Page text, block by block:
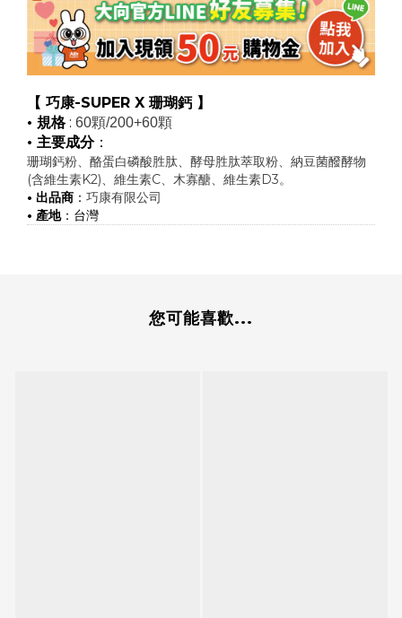
【 巧康-SUPER X 珊瑚鈣 】
• 規格: 60顆/200+60顆
• 主要成分：
珊瑚鈣粉、酪蛋白磷酸胜肽、酵母胜肽萃取粉、納豆菌醱酵物
(含維生素K2)、維生素C、木寡醣、維生素D3。
• 出品商 ： 巧康有限公司
• 產地：台灣
您可能喜歡...